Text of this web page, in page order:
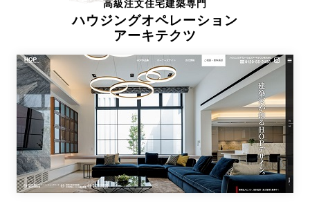
ハウジングオペレーション
アーキテクツ